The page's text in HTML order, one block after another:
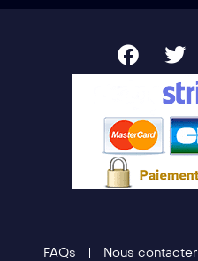
FAQs Nous contacter